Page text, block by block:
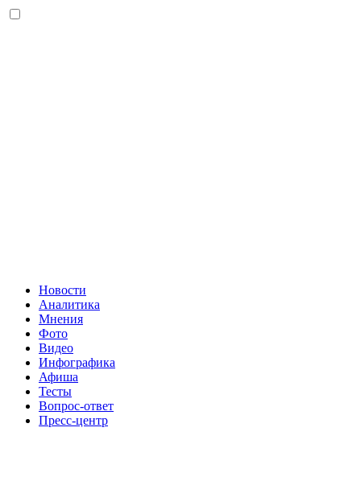
Новости
Аналитика
Мнения
Фото
Видео
Инфографика
Афиша
Тесты
Вопрос-ответ
Пресс-центр